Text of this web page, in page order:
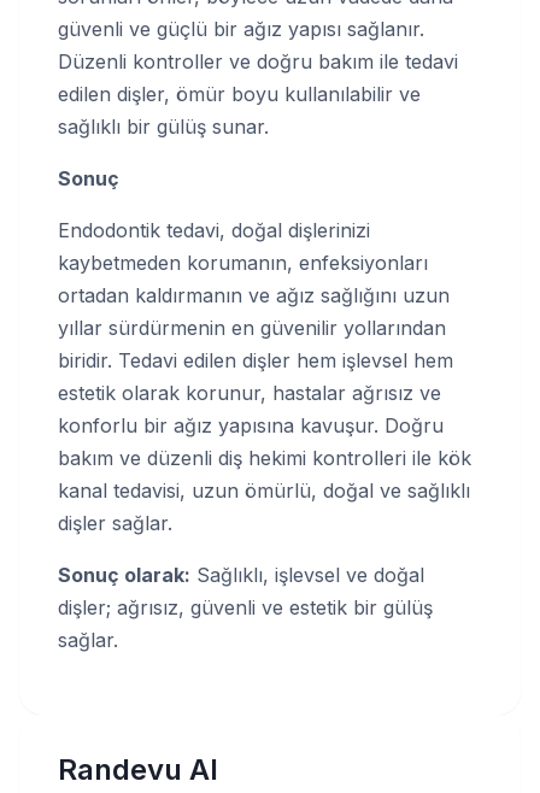
güvenli ve güçlü bir ağız yapısı sağlanır.
Düzenli kontroller ve doğru bakım ile tedavi
edilen dişler, ömür boyu kullanılabilir ve
sağlıklı bir gülüş sunar.
Sonuç
Endodontik tedavi, doğal dişlerinizi
kaybetmeden korumanın, enfeksiyonları
ortadan kaldırmanın ve ağız sağlığını uzun
yıllar sürdürmenin en güvenilir yollarından
biridir. Tedavi edilen dişler hem işlevsel hem
estetik olarak korunur, hastalar ağrısız ve
konforlu bir ağız yapısına kavuşur. Doğru
bakım ve düzenli diş hekimi kontrolleri ile kök
kanal tedavisi, uzun ömürlü, doğal ve sağlıklı
dişler sağlar.
Sonuç olarak: Sağlıklı, işlevsel ve doğal
dişler; ağrısız, güvenli ve estetik bir gülüş
sağlar.
Randevu Al